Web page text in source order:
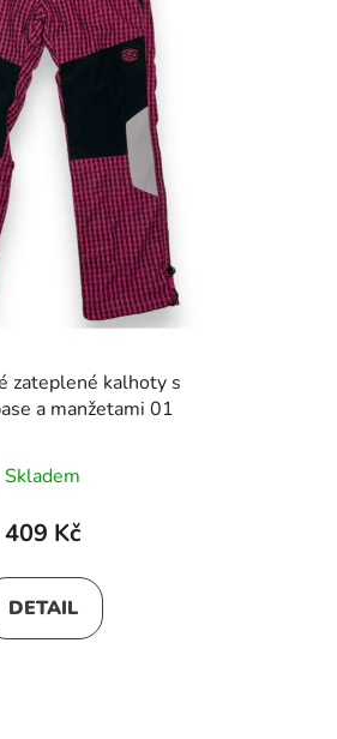
zateplené kalhoty s
a manžetami 01
Skladem
409 Kč
DETAIL